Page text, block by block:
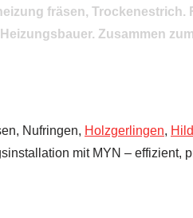
fräsen, Trockenestrich.
Zusammen
Nufringen, Holzgerlingen,
mit MYN – effizient,